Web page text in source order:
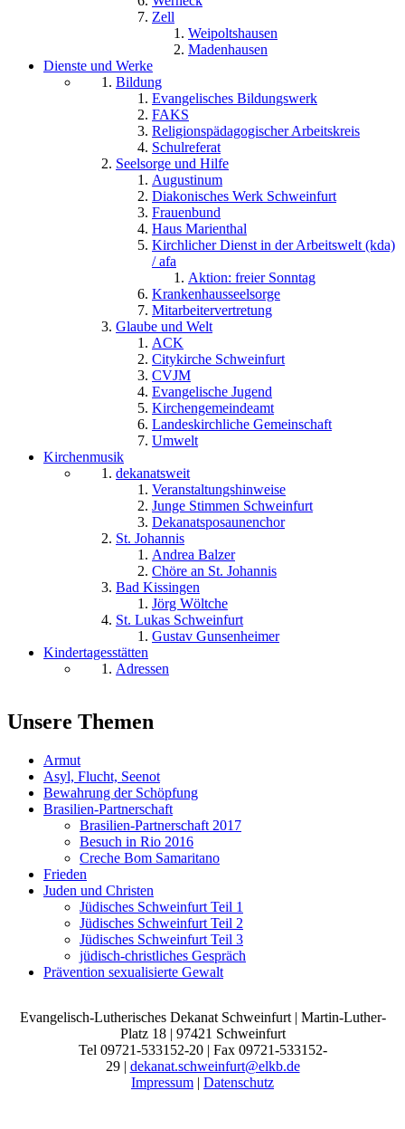
Zell
Weipoltshausen
Madenhausen
Dienste und Werke
Bildung
Evangelisches Bildungswerk
FAKS
Religionspädagogischer Arbeitskreis
Schulreferat
Seelsorge und Hilfe
Augustinum
Diakonisches Werk Schweinfurt
Frauenbund
Haus Marienthal
Kirchlicher Dienst in der Arbeitswelt (kda)
/ afa
Aktion: freier Sonntag
Krankenhausseelsorge
Mitarbeitervertretung
Glaube und Welt
ACK
Citykirche Schweinfurt
CVJM
Evangelische Jugend
Kirchengemeindeamt
Landeskirchliche Gemeinschaft
Umwelt
Kirchenmusik
dekanatsweit
Veranstaltungshinweise
Junge Stimmen Schweinfurt
Dekanatsposaunenchor
St. Johannis
Andrea Balzer
Chöre an St. Johannis
Bad Kissingen
Jörg Wöltche
St. Lukas Schweinfurt
Gustav Gunsenheimer
Kindertagesstätten
Adressen
Unsere Themen
Armut
Asyl, Flucht, Seenot
Bewahrung der Schöpfung
Brasilien-Partnerschaft
Brasilien-Partnerschaft 2017
Besuch in Rio 2016
Creche Bom Samaritano
Frieden
Juden und Christen
Jüdisches Schweinfurt Teil 1
Jüdisches Schweinfurt Teil 2
Jüdisches Schweinfurt Teil 3
jüdisch-christliches Gespräch
Prävention sexualisierte Gewalt
Evangelisch-Lutherisches Dekanat Schweinfurt | Martin-Luther-
Platz 18 | 97421 Schweinfurt
Tel 09721-533152-20 | Fax 09721-533152-
29 | dekanat.schweinfurt@elkb.de
Impressum | Datenschutz